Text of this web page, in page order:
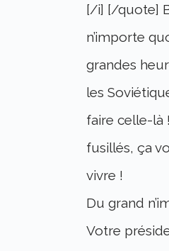
[/i] [/quote]
n’importe
grandes
les
faire celle-là
fusillés, ça
vivre !
Du grand
Votre